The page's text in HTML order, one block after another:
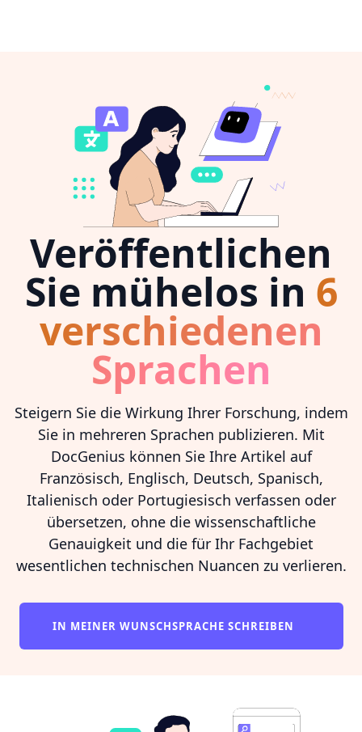
Veröffentlichen
Sie mühelos in 6
verschiedenen
Sprachen
Steigern Sie die Wirkung Ihrer Forschung, indem
Sie in mehreren Sprachen publizieren. Mit
DocGenius können Sie Ihre Artikel auf
Französisch, Englisch, Deutsch, Spanisch,
Italienisch oder Portugiesisch verfassen oder
übersetzen, ohne die wissenschaftliche
Genauigkeit und die für Ihr Fachgebiet
wesentlichen technischen Nuancen zu verlieren.
IN MEINER WUNSCHSPRACHE SCHREIBEN